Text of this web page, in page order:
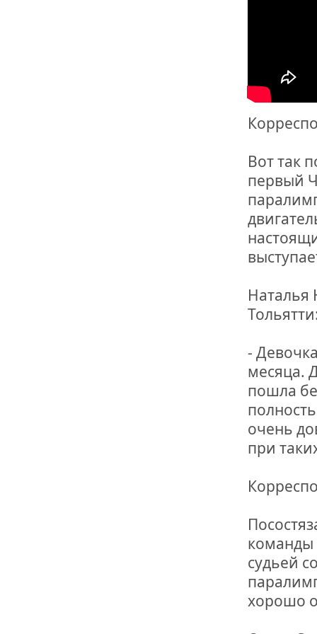
Вот так
первый
Наталья
-
месяца.
пошла
очень
при
команды
судьей
хорошо